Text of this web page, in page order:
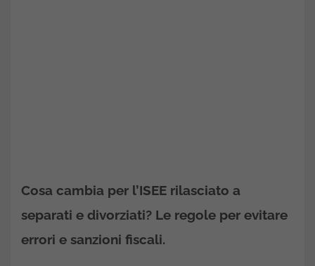
Cosa cambia per l’ISEE rilasciato a
separati e divorziati? Le regole per evitare
errori e sanzioni fiscali.